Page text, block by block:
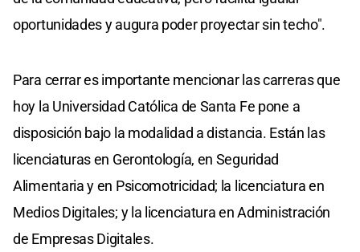
oportunidades y augura poder proyectar sin techo".
Para cerrar es importante mencionar las carreras que
hoy la Universidad Católica de Santa Fe pone a
disposición bajo la modalidad a distancia. Están las
licenciaturas en Gerontología, en Seguridad
Alimentaria y en Psicomotricidad; la licenciatura en
Medios Digitales; y la licenciatura en Administración
de Empresas Digitales.